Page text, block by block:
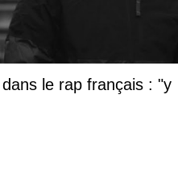
le rap français : "y